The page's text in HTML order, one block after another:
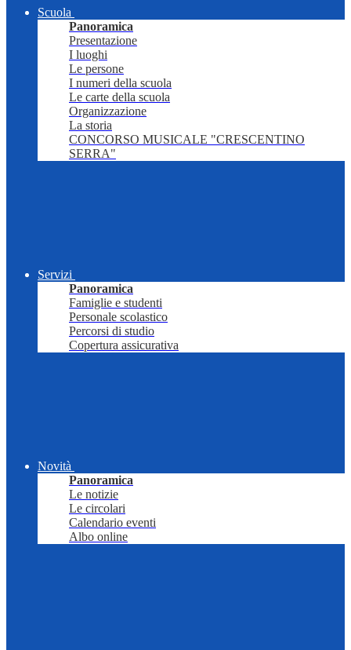
Scuola
Panoramica
Presentazione
I luoghi
Le persone
I numeri della scuola
Le carte della scuola
Organizzazione
La storia
CONCORSO MUSICALE "CRESCENTINO
SERRA"
Servizi
Panoramica
Famiglie e studenti
Personale scolastico
Percorsi di studio
Copertura assicurativa
Novità
Panoramica
Le notizie
Le circolari
Calendario eventi
Albo online